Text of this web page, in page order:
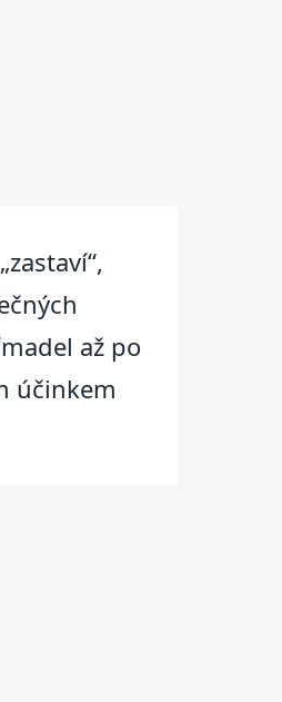
až po
účinkem